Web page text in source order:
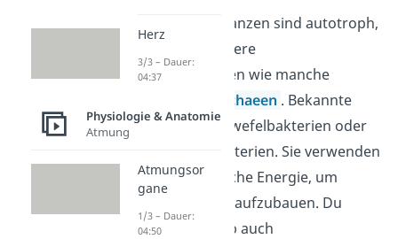
Aber nicht nur Pflanzen sind autotroph,
sondern auch andere
Primärproduzenten wie manche
Archaeen . Bekannte
Beispiele sind Schwefelbakterien oder
nitrifizierende Bakterien. Sie verwenden
statt Licht chemische Energie, um
organische Stoffe aufzubauen. Du
nennst sie deshalb auch
Herz
3/3 – Dauer:
04:37
Physiologie & Anatomie
Atmung
Atmungsor
gane
1/3 – Dauer:
04:50